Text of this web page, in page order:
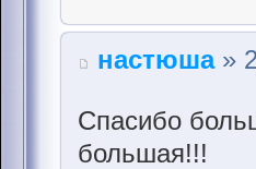
настюша»
Спасибо
большая!!!